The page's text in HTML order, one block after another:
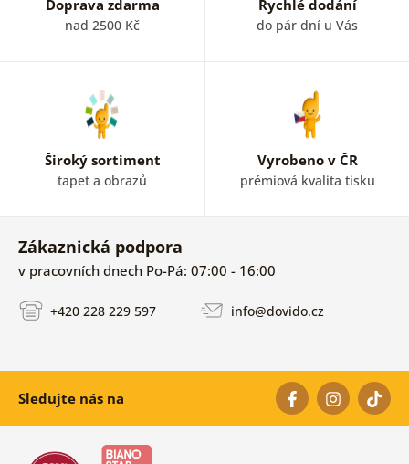
Doprava zdarma
nad 2500 Kč
Rychlé dodání
do pár dní u Vás
Široký sortiment
tapet a obrazů
Vyrobeno v ČR
prémiová kvalita tisku
Zákaznická podpora
v pracovních dnech Po-Pá: 07:00 - 16:00
+420 228 229 597 info@dovido.cz
Sledujte nás na